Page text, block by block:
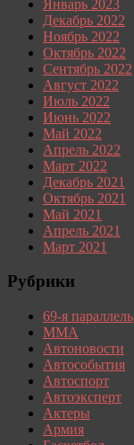
Январь 2023
Декабрь 2022
Ноябрь 2022
Октябрь 2022
Сентябрь 2022
Август 2022
Июль 2022
Июнь 2022
Май 2022
Апрель 2022
Март 2022
Декабрь 2021
Октябрь 2021
Май 2021
Апрель 2021
Март 2021
Рубрики
69-я параллель
MMA
Автоновости
Автособытия
Автоспорт
Автоэксперт
Актеры
Армия